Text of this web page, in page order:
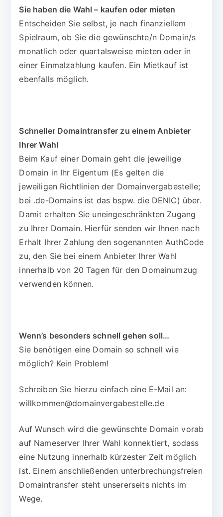
Sie haben die Wahl – kaufen oder mieten
Entscheiden Sie selbst, je nach finanziellem
Spielraum, ob Sie die gewünschte/n Domain/s
monatlich oder quartalsweise mieten oder in
einer Einmalzahlung kaufen. Ein Mietkauf ist
ebenfalls möglich.
Schneller Domaintransfer zu einem Anbieter
Ihrer Wahl
Beim Kauf einer Domain geht die jeweilige
Domain in Ihr Eigentum (Es gelten die
jeweiligen Richtlinien der Domainvergabestelle;
bei .de-Domains ist das bspw. die DENIC) über.
Damit erhalten Sie uneingeschränkten Zugang
zu Ihrer Domain. Hierfür senden wir Ihnen nach
Erhalt Ihrer Zahlung den sogenannten AuthCode
zu, den Sie bei einem Anbieter Ihrer Wahl
innerhalb von 20 Tagen für den Domainumzug
verwenden können.
Wenn’s besonders schnell gehen soll…
Sie benötigen eine Domain so schnell wie
möglich? Kein Problem!
Schreiben Sie hierzu einfach eine E-Mail an:
willkommen@domainvergabestelle.de
Auf Wunsch wird die gewünschte Domain vorab
auf Nameserver Ihrer Wahl konnektiert, sodass
eine Nutzung innerhalb kürzester Zeit möglich
ist. Einem anschließenden unterbrechungsfreien
Domaintransfer steht unsererseits nichts im
Wege.